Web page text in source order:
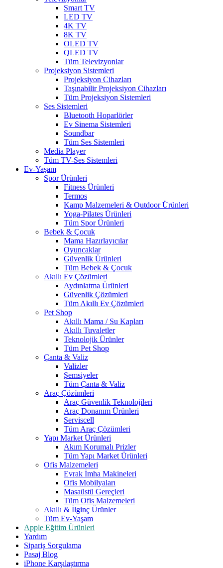
Smart TV
LED TV
4K TV
8K TV
OLED TV
QLED TV
Tüm Televizyonlar
Projeksiyon Sistemleri
Projeksiyon Cihazları
Taşınabilir Projeksiyon Cihazları
Tüm Projeksiyon Sistemleri
Ses Sistemleri
Bluetooth Hoparlörler
Ev Sinema Sistemleri
Soundbar
Tüm Ses Sistemleri
Media Player
Tüm TV-Ses Sistemleri
Ev-Yaşam
Spor Ürünleri
Fitness Ürünleri
Termos
Kamp Malzemeleri & Outdoor Ürünleri
Yoga-Pilates Ürünleri
Tüm Spor Ürünleri
Bebek & Çocuk
Mama Hazırlayıcılar
Oyuncaklar
Güvenlik Ürünleri
Tüm Bebek & Çocuk
Akıllı Ev Çözümleri
Aydınlatma Ürünleri
Güvenlik Çözümleri
Tüm Akıllı Ev Çözümleri
Pet Shop
Akıllı Mama / Su Kapları
Akıllı Tuvaletler
Teknolojik Ürünler
Tüm Pet Shop
Çanta & Valiz
Valizler
Şemsiyeler
Tüm Çanta & Valiz
Araç Çözümleri
Araç Güvenlik Teknolojileri
Araç Donanım Ürünleri
Serviscell
Tüm Araç Çözümleri
Yapı Market Ürünleri
Akım Korumalı Prizler
Tüm Yapı Market Ürünleri
Ofis Malzemeleri
Evrak İmha Makineleri
Ofis Mobilyaları
Masaüstü Gereçleri
Tüm Ofis Malzemeleri
Akıllı & İlginç Ürünler
Tüm Ev-Yaşam
Apple Eğitim Ürünleri
Yardım
Sipariş Sorgulama
Pasaj Blog
iPhone Karşılaştırma